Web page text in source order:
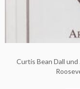
Curtis Bean Dall